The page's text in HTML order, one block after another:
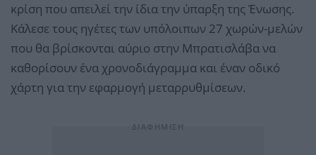
κρίση που απειλεί την ίδια την ύπαρξη της Ένωσης.
Κάλεσε τους ηγέτες των υπόλοιπων 27 χωρών-μελών
που θα βρίσκονται αύριο στην Μπρατισλάβα να
καθορίσουν ένα χρονοδιάγραμμα και έναν οδικό
χάρτη για την εφαρμογή μεταρρυθμίσεων.